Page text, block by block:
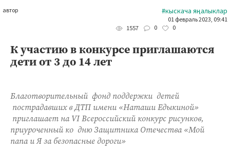
автор #кыскача яңалыклар
01 февраль 2023, 09:41
1557
0 0
К участию в конкурсе приглашаются
дети от 3 до 14 лет
Благотворительный фонд поддержки детей
пострадавших в ДТП имени «Наташи Едыкиной»
приглашает на VI Всероссийский конкурс рисунков,
приуроченный ко дню Защитника Отечества «Мой
папа и Я за безопасные дороги»